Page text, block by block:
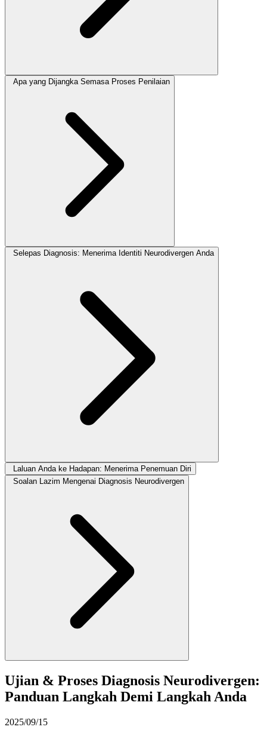
Apa yang Dijangka Semasa Proses Penilaian
Selepas Diagnosis: Menerima Identiti Neurodivergen Anda
Laluan Anda ke Hadapan: Menerima Penemuan Diri
Soalan Lazim Mengenai Diagnosis Neurodivergen
Ujian & Proses Diagnosis Neurodivergen:
Panduan Langkah Demi Langkah Anda
2025/09/15